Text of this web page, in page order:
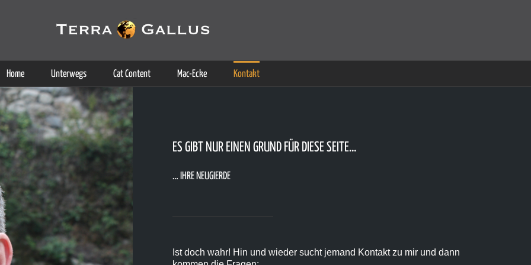
Home Unterwegs Cat Content Mac-Ecke Kontakt
ES GIBT NUR EINEN GRUND FÜR DIESE SEITE…
… IHRE NEUGIERDE
Ist doch wahr! Hin und wieder sucht jemand Kontakt zu mir und dann
Dienste. Durch die Nutzung dieser Webseite erklären Sie sich damit einverstanden, dass Cookies gesetzt werden.
Weitere Informationen